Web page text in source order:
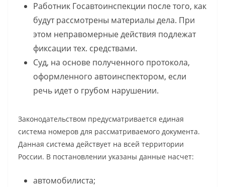
Работник Госавтоинспекции после того, как
будут рассмотрены материалы дела. При
этом неправомерные действия подлежат
фиксации тех. средствами.
Суд, на основе полученного протокола,
оформленного автоинспектором, если
речь идет о грубом нарушении.
Законодательством предусматривается единая
система номеров для рассматриваемого документа.
Данная система действует на всей территории
России. В постановлении указаны данные насчет:
автомобилиста;